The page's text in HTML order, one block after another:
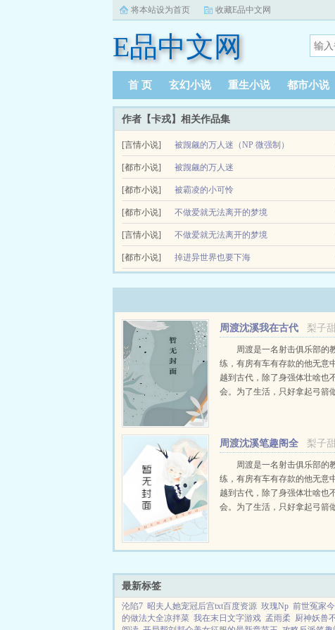
将本站设为首页 收藏E品中文网
E品中文网
首 页 玄幻小说 重生小说 都市小说
作者【卡戎】相关作品集
[言情小说] 被觊觎的万人迷（NP 微强制）
被觊觎的万人迷（NP微强制）简介emspemsp世界一末
威胁...
[都市小说] 被觊觎的万人迷
[都市小说] 被霸凌的小可怜
[都市小说] 不做爱就无法离开的梦境
[言情小说] 不做爱就无法离开的梦境
（NPH 万人迷）
[都市小说] 掉进异世界也要下海
梨子
周渡沈溪我在古代
当猎户小说免费在线阅读
周渡是一名射击俱乐部的
练，有房有车有存款的他无意
越到古代，除了身强体壮啥也
会。为了生活，只好拿起弓箭
渡看着山下的寥寥炊烟，以及
梨子
周渡沈溪笔趣阁全
文免费阅读
周渡是一名射击俱乐部的
练，有房有车有存款的他无意
越到古代，除了身强体壮啥也
会。为了生活，只好拿起弓箭
只野兔，不会做（失望）第三
最新标签
沦陷7 昭夫人她宠冠后宫txt百度资源 玫瑰Np 前世冤家
的做法大全凉拌菜 我在末日文字游戏 孟雨柔 厨神妖兽